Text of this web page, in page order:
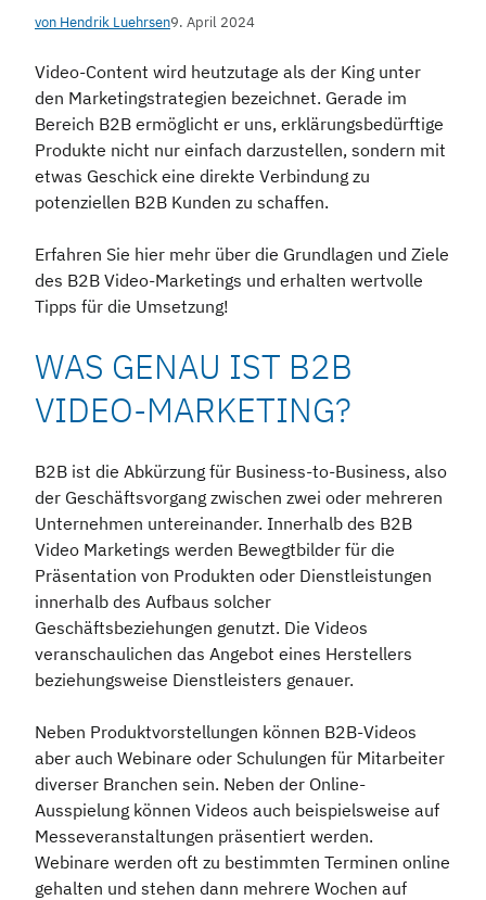
von Hendrik Luehrsen9. April 2024
Video-Content wird heutzutage als der King unter
den Marketingstrategien bezeichnet. Gerade im
Bereich B2B ermöglicht er uns, erklärungsbedürftige
Produkte nicht nur einfach darzustellen, sondern mit
etwas Geschick eine direkte Verbindung zu
potenziellen B2B Kunden zu schaffen.
Erfahren Sie hier mehr über die Grundlagen und Ziele
des B2B Video-Marketings und erhalten wertvolle
Tipps für die Umsetzung!
WAS GENAU IST B2B
VIDEO-MARKETING?
B2B ist die Abkürzung für Business-to-Business, also
der Geschäftsvorgang zwischen zwei oder mehreren
Unternehmen untereinander. Innerhalb des B2B
Video Marketings werden Bewegtbilder für die
Präsentation von Produkten oder Dienstleistungen
innerhalb des Aufbaus solcher
Geschäftsbeziehungen genutzt. Die Videos
veranschaulichen das Angebot eines Herstellers
beziehungsweise Dienstleisters genauer.
Neben Produktvorstellungen können B2B-Videos
aber auch Webinare oder Schulungen für Mitarbeiter
diverser Branchen sein. Neben der Online-
Ausspielung können Videos auch beispielsweise auf
Messeveranstaltungen präsentiert werden.
Webinare werden oft zu bestimmten Terminen online
gehalten und stehen dann mehrere Wochen auf